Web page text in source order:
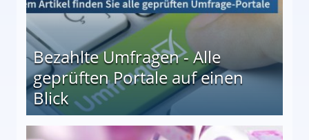
Bezahlte Umfragen - Alle
geprüften Portale auf einen
Blick
auf einen Blick